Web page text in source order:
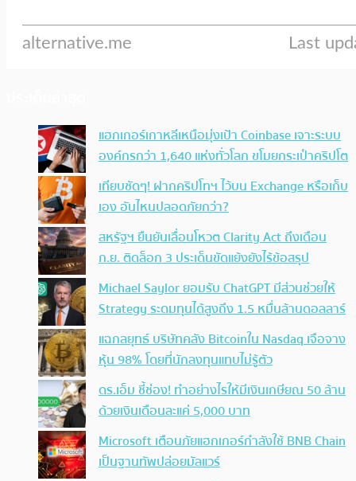
แฮกเกอร์เกาหลีเหนือมุ่งเป้า Coinbase เจาะระบบ
องค์กรกว่า 1,640 แห่งทั่วโลก ขโมยกระเป๋าคริปโต
เทียบชัดๆ! ฝากคริปโทฯ ไว้บน Exchange หรือเก็บ
เอง อันไหนปลอดภัยกว่า?
สหรัฐฯ ยืนยันเลื่อนโหวต Clarity Act ถึงเดือน
ก.ย. ติดล็อก 3 ประเด็นขัดแย้งยังไร้ข้อสรุป
Michael Saylor ยอมรับ ChatGPT มีส่วนช่วยให้
Strategy ระดมทุนได้สูงถึง 1.5 หมื่นล้านดอลลาร์
แฉกลยุทธ์ บริษัทคลัง Bitcoinใน Nasdaq เจือจาง
หุ้น 98% โดยที่นักลงทุนแทบไม่รู้ตัว
ดร.เอ็ม ชี้ช่อง! ทำอย่างไรให้มีเงินเกษียณ 50 ล้าน
ด้วยเงินเดือนละแค่ 5,000 บาท
Microsoft เตือนภัยแฮกเกอร์กำลังใช้ BNB Chain
เป็นฐานทัพปล่อยมัลแวร์